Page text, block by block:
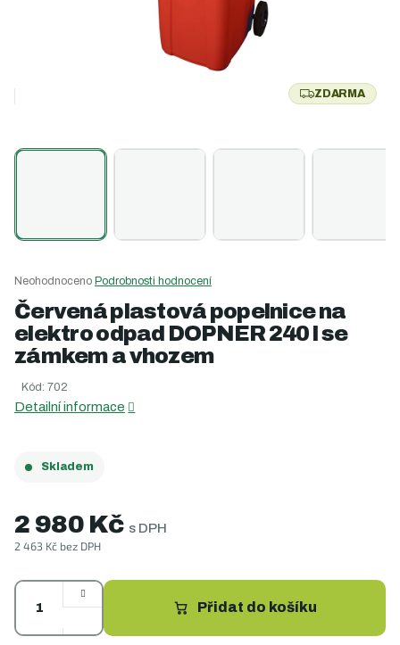
Průměrné
hodnocení
produktu
je
z
hvězdiček.
Neohodnoceno Podrobnosti hodnocení
Červená plastová popelnice na
elektro odpad DOPNER 240 l se
zámkem a vhozem
Kód: 702
Detailní informace
Z
M
ZDARMA
2 980 Kč s DPH
2 463 Kč bez DPH
cena:
Skladem
Přidat do košíku